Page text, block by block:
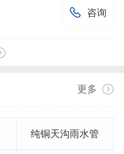
 咨询
更多
纯铜天沟雨水管